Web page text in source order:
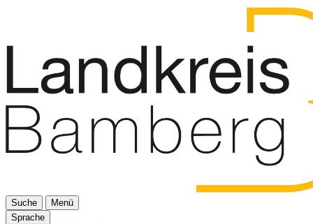
Suche
Menü
Sprache